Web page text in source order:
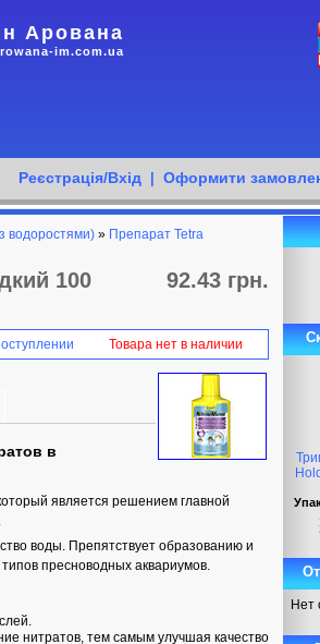
Арована
im.com.ua
Реєстрація/Вхід| Оформити
водоростями) » Препарат Tetra
100
92.43 грн.
Товара нет в наличии
в
является решением главной
воды. Препятствует образованию и
пресноводных аквариумов.
нитратов, тем самым улучшая качество
Нет